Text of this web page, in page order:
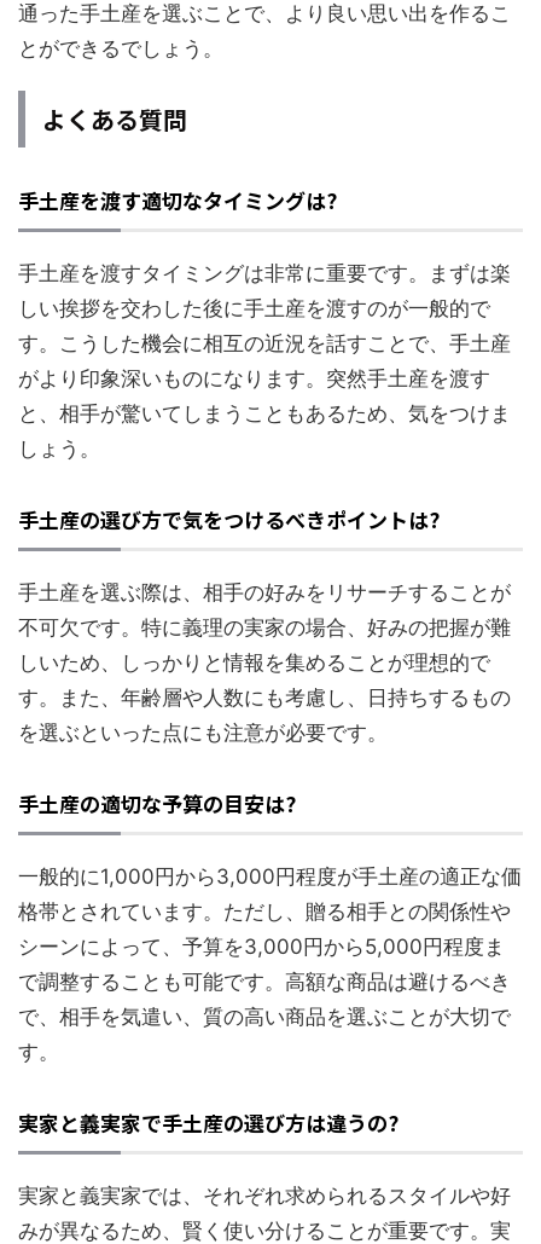
通った手土産を選ぶことで、より良い思い出を作るこ
とができるでしょう。
よくある質問
手土産を渡す適切なタイミングは?
手土産を渡すタイミングは非常に重要です。まずは楽
しい挨拶を交わした後に手土産を渡すのが一般的で
す。こうした機会に相互の近況を話すことで、手土産
がより印象深いものになります。突然手土産を渡す
と、相手が驚いてしまうこともあるため、気をつけま
しょう。
手土産の選び方で気をつけるべきポイントは?
手土産を選ぶ際は、相手の好みをリサーチすることが
不可欠です。特に義理の実家の場合、好みの把握が難
しいため、しっかりと情報を集めることが理想的で
す。また、年齢層や人数にも考慮し、日持ちするもの
を選ぶといった点にも注意が必要です。
手土産の適切な予算の目安は?
一般的に1,000円から3,000円程度が手土産の適正な価
格帯とされています。ただし、贈る相手との関係性や
シーンによって、予算を3,000円から5,000円程度ま
で調整することも可能です。高額な商品は避けるべき
で、相手を気遣い、質の高い商品を選ぶことが大切で
す。
実家と義実家で手土産の選び方は違うの?
実家と義実家では、それぞれ求められるスタイルや好
みが異なるため、賢く使い分けることが重要です。実